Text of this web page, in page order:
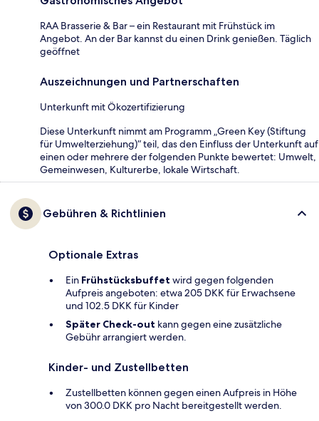
RAA Brasserie & Bar – ein Restaurant mit Frühstück im
Angebot. An der Bar kannst du einen Drink genießen. Täglich
geöffnet
Auszeichnungen und Partnerschaften
Unterkunft mit Ökozertifizierung
Diese Unterkunft nimmt am Programm „Green Key (Stiftung
für Umwelterziehung)“ teil, das den Einfluss der Unterkunft auf
einen oder mehrere der folgenden Punkte bewertet: Umwelt,
Gemeinwesen, Kulturerbe, lokale Wirtschaft.
Gebühren & Richtlinien
Optionale Extras
Ein Frühstücksbuffet wird gegen folgenden
Aufpreis angeboten: etwa 205 DKK für Erwachsene
und 102.5 DKK für Kinder
Später Check-out kann gegen eine zusätzliche
Gebühr arrangiert werden.
Kinder- und Zustellbetten
Zustellbetten können gegen einen Aufpreis in Höhe
von 300.0 DKK pro Nacht bereitgestellt werden.